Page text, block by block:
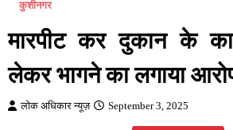
कुशीनगर
मारपीट कर दुकान के
लेकर भागने का लगाया
लोक अधिकार न्यूज़ September 3, 2025